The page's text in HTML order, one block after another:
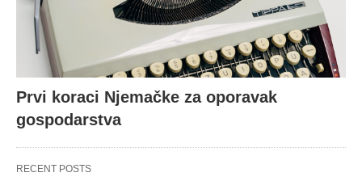
Prvi koraci Njemačke za oporavak
gospodarstva
RECENT POSTS